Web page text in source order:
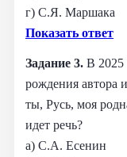
г) С.Я. Маршака
Показать ответ
Задание 3. В 2025
рождения автора
ты, Русь, моя
идет речь?
а) С.А. Есенин